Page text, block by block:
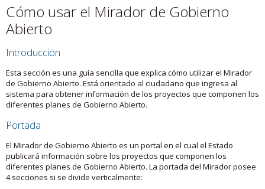
Cómo usar el Mirador de Gobierno
Abierto
Introducción
Esta sección es una guía sencilla que explica cómo utilizar el Mirador
de Gobierno Abierto. Está orientado al ciudadano que ingresa al
sistema para obtener información de los proyectos que componen los
diferentes planes de Gobierno Abierto.
Portada
El Mirador de Gobierno Abierto es un portal en el cual el Estado
publicará información sobre los proyectos que componen los
diferentes planes de Gobierno Abierto. La portada del Mirador posee
4 secciones si se divide verticalmente: